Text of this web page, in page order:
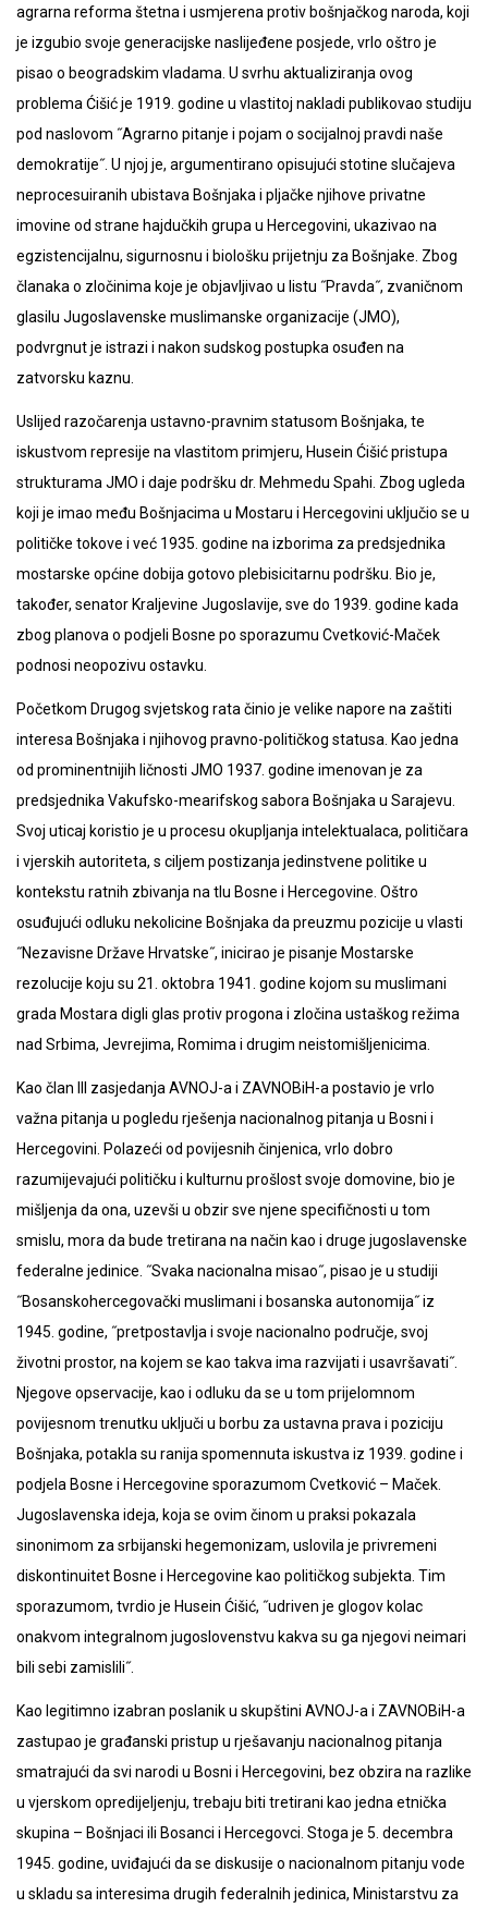
agrarna reforma štetna i usmjerena protiv bošnjačkog naroda, koji
je izgubio svoje generacijske naslijeđene posjede, vrlo oštro je
pisao o beogradskim vladama. U svrhu aktualiziranja ovog
problema Ćišić je 1919. godine u vlastitoj nakladi publikovao studiju
pod naslovom ˝Agrarno pitanje i pojam o socijalnoj pravdi naše
demokratije˝. U njoj je, argumentirano opisujući stotine slučajeva
neprocesuiranih ubistava Bošnjaka i pljačke njihove privatne
imovine od strane hajdučkih grupa u Hercegovini, ukazivao na
egzistencijalnu, sigurnosnu i biološku prijetnju za Bošnjake. Zbog
članaka o zločinima koje je objavljivao u listu ˝Pravda˝, zvaničnom
glasilu Jugoslavenske muslimanske organizacije (JMO),
podvrgnut je istrazi i nakon sudskog postupka osuđen na
zatvorsku kaznu.
Uslijed razočarenja ustavno-pravnim statusom Bošnjaka, te
iskustvom represije na vlastitom primjeru, Husein Ćišić pristupa
strukturama JMO i daje podršku dr. Mehmedu Spahi. Zbog ugleda
koji je imao među Bošnjacima u Mostaru i Hercegovini uključio se u
političke tokove i već 1935. godine na izborima za predsjednika
mostarske općine dobija gotovo plebisicitarnu podršku. Bio je,
također, senator Kraljevine Jugoslavije, sve do 1939. godine kada
zbog planova o podjeli Bosne po sporazumu Cvetković-Maček
podnosi neopozivu ostavku.
Početkom Drugog svjetskog rata činio je velike napore na zaštiti
interesa Bošnjaka i njihovog pravno-političkog statusa. Kao jedna
od prominentnijih ličnosti JMO 1937. godine imenovan je za
predsjednika Vakufsko-mearifskog sabora Bošnjaka u Sarajevu.
Svoj uticaj koristio je u procesu okupljanja intelektualaca, političara
i vjerskih autoriteta, s ciljem postizanja jedinstvene politike u
kontekstu ratnih zbivanja na tlu Bosne i Hercegovine. Oštro
osuđujući odluku nekolicine Bošnjaka da preuzmu pozicije u vlasti
˝Nezavisne Države Hrvatske˝, inicirao je pisanje Mostarske
rezolucije koju su 21. oktobra 1941. godine kojom su muslimani
grada Mostara digli glas protiv progona i zločina ustaškog režima
nad Srbima, Jevrejima, Romima i drugim neistomišljenicima.
Kao član III zasjedanja AVNOJ-a i ZAVNOBiH-a postavio je vrlo
važna pitanja u pogledu rješenja nacionalnog pitanja u Bosni i
Hercegovini. Polazeći od povijesnih činjenica, vrlo dobro
razumijevajući političku i kulturnu prošlost svoje domovine, bio je
mišljenja da ona, uzevši u obzir sve njene specifičnosti u tom
smislu, mora da bude tretirana na način kao i druge jugoslavenske
federalne jedinice. ˝Svaka nacionalna misao˝, pisao je u studiji
˝Bosanskohercegovački muslimani i bosanska autonomija˝ iz
1945. godine, ˝pretpostavlja i svoje nacionalno područje, svoj
životni prostor, na kojem se kao takva ima razvijati i usavršavati˝.
Njegove opservacije, kao i odluku da se u tom prijelomnom
povijesnom trenutku uključi u borbu za ustavna prava i poziciju
Bošnjaka, potakla su ranija spomennuta iskustva iz 1939. godine i
podjela Bosne i Hercegovine sporazumom Cvetković – Maček.
Jugoslavenska ideja, koja se ovim činom u praksi pokazala
sinonimom za srbijanski hegemonizam, uslovila je privremeni
diskontinuitet Bosne i Hercegovine kao političkog subjekta. Tim
sporazumom, tvrdio je Husein Ćišić, ˝udriven je glogov kolac
onakvom integralnom jugoslovenstvu kakva su ga njegovi neimari
bili sebi zamislili˝.
Kao legitimno izabran poslanik u skupštini AVNOJ-a i ZAVNOBiH-a
zastupao je građanski pristup u rješavanju nacionalnog pitanja
smatrajući da svi narodi u Bosni i Hercegovini, bez obzira na razlike
u vjerskom opredijeljenju, trebaju biti tretirani kao jedna etnička
skupina – Bošnjaci ili Bosanci i Hercegovci. Stoga je 5. decembra
1945. godine, uviđajući da se diskusije o nacionalnom pitanju vode
u skladu sa interesima drugih federalnih jedinica, Ministarstvu za